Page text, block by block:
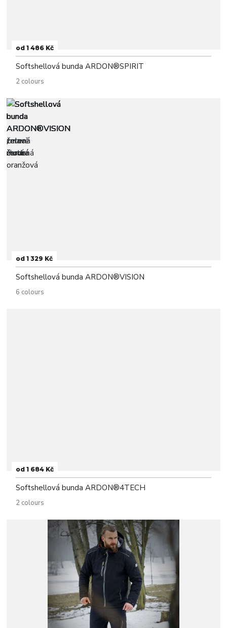
od 1 486 Kč
Softshellová bunda ARDON®SPIRIT
2 colours
od 1 329 Kč
Softshellová bunda ARDON®VISION
6 colours
od 1 684 Kč
Softshellová bunda ARDON®4TECH
2 colours